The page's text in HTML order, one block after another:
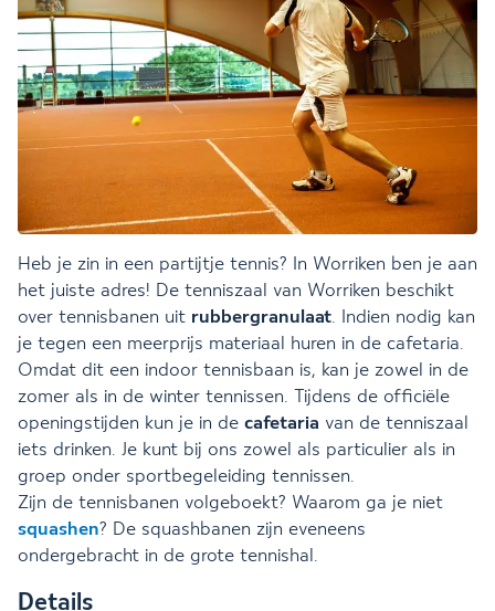
Heb je zin in een partijtje tennis? In Worriken ben je aan
het juiste adres! De tenniszaal van Worriken beschikt
over tennisbanen uit rubbergranulaat. Indien nodig kan
je tegen een meerprijs materiaal huren in de cafetaria.
Omdat dit een indoor tennisbaan is, kan je zowel in de
zomer als in de winter tennissen. Tijdens de officiële
openingstijden kun je in de cafetaria van de tenniszaal
iets drinken. Je kunt bij ons zowel als particulier als in
groep onder sportbegeleiding tennissen.
Zijn de tennisbanen volgeboekt? Waarom ga je niet
squashen? De squashbanen zijn eveneens
ondergebracht in de grote tennishal.
Details